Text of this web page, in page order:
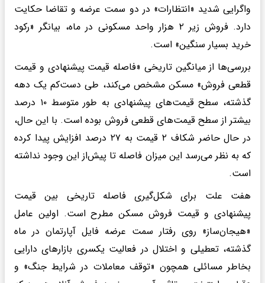
واگرایی شدید «انتظارات» در دو سمت عرضه و تقاضا حکایت
دارد. فروش زیر ۲ هزار واحد مسکونی در ماه، بیانگر «رکود
خرید بسیار سنگین» است.
بررسی‌ها از میانگین تاریخی «فاصله قیمت پیشنهادی و قیمت
قطعی فروش» مسکن مشخص می‌کند، طی دست‌کم یک دهه
گذشته، سطح قیمت‌های پیشنهادی به طور متوسط ۱۰ درصد
بیشتر از سطح قیمت‌های قطعی فروش بوده است. با این حال،
در حال حاضر شکاف ۲ قیمت به ۲۷ درصد افزایش پیدا کرده
که به نظر می‌رسد این میزان فاصله تا پیش‌از این وجود نداشته
است.
هفت علت برای شکل‌گیری فاصله تاریخی بین قیمت
پیشنهادی و قیمت فروش مسکن مطرح است. اولین عامل
«هیجان‌ساز» روی رفتار سمت عرضه فایل آپارتمان در ماه
گذشته، تعطیلی و اختلال در فعالیت یکسری بازارهای دارایی
بخاطر مسائلی همچون «توقف معاملات در شرایط جنگ» و